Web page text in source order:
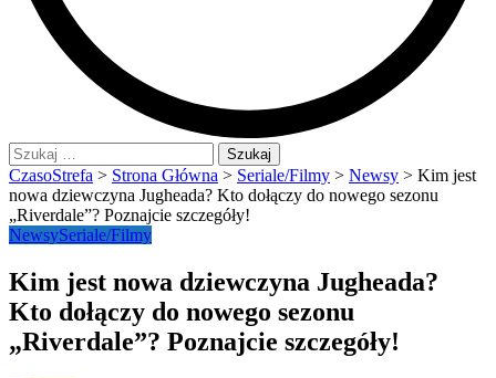
Szukaj:
CzasoStrefa > Strona Główna > Seriale/Filmy > Newsy > Kim jest
nowa dziewczyna Jugheada? Kto dołączy do nowego sezonu
„Riverdale”? Poznajcie szczegóły!
NewsySeriale/Filmy
Kim jest nowa dziewczyna Jugheada?
Kto dołączy do nowego sezonu
„Riverdale”? Poznajcie szczegóły!